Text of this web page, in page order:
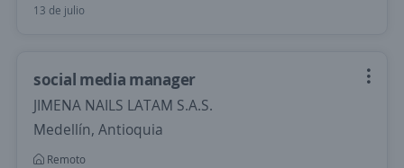
13 de julio
social media manager
JIMENA NAILS LATAM S.A.S.
Medellín, Antioquia
Remoto